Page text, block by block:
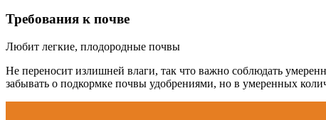
Требования к почве
Любит легкие, плодородные почвы
Не переносит излишней влаги, так что важно соблюдать
забывать о подкормке почвы удобрениями, но в умеренных